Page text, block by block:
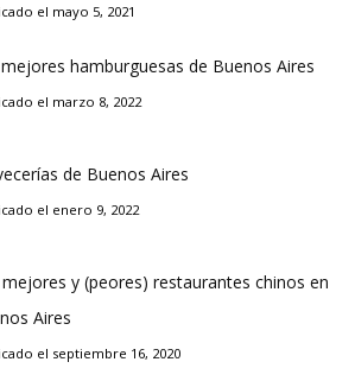
el mayo 5, 2021
hamburguesas de Buenos Aires
el marzo 8, 2022
de Buenos Aires
el enero 9, 2022
y (peores) restaurantes chinos en
Aires
el septiembre 16, 2020